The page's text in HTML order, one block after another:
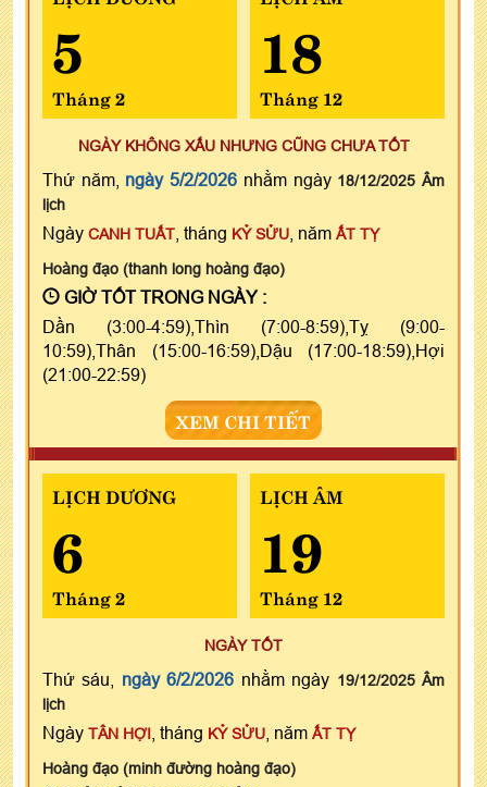
5
Tháng 2
18
Tháng 12
NGÀY KHÔNG XẤU NHƯNG CŨNG CHƯA TỐT
Thứ năm, ngày 5/2/2026 nhằm ngày 18/12/2025 Âm
lịch
Ngày CANH TUẤT , tháng KỶ SỬU , năm ẤT TỴ
Hoàng đạo (thanh long hoàng đạo)
GIỜ TỐT TRONG NGÀY :
Dần (3:00-4:59),Thìn (7:00-8:59),Tỵ (9:00-
10:59),Thân (15:00-16:59),Dậu (17:00-18:59),Hợi
(21:00-22:59)
XEM CHI TIẾT
LỊCH DƯƠNG
6
Tháng 2
LỊCH ÂM
19
Tháng 12
NGÀY TỐT
Thứ sáu, ngày 6/2/2026 nhằm ngày 19/12/2025 Âm
lịch
Ngày TÂN HỢI , tháng KỶ SỬU , năm ẤT TỴ
Hoàng đạo (minh đường hoàng đạo)